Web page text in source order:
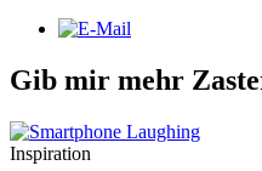
Gib mir mehr
Inspiration